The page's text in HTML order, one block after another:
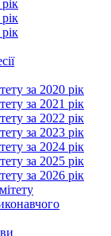
за 2020 рік
за 2021 рік
за 2022 рік
за 2023 рік
за 2024 рік
за 2025 рік
за 2026 рік